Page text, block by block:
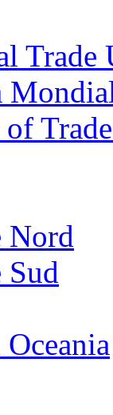
Trade
Nord
Sud